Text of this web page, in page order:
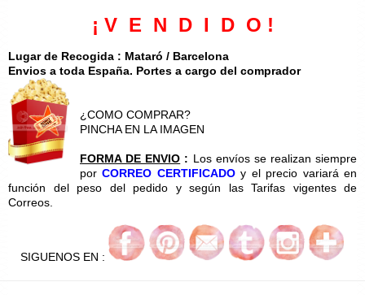
¡ V E N D I D O !
Lugar de Recogida : Mataró / Barcelona
Envios a toda España. Portes a cargo del comprador
¿COMO COMPRAR?
PINCHA EN LA IMAGEN
FORMA DE ENVIO : Los envíos se realizan siempre
porCORREO CERTIFICADOy el precio variará en
función del peso del pedido y según las Tarifas vigentes de
Correos.
SIGUENOS EN :